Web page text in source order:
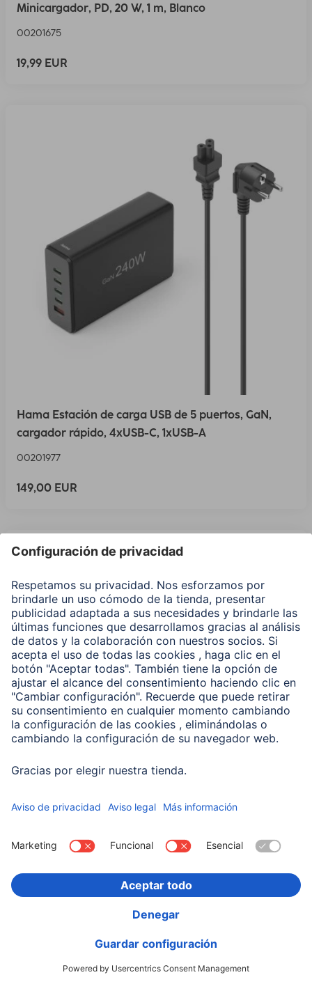
Minicargador, PD, 20 W, 1 m, Blanco
00201675
19,99 EUR
Hama Estación de carga USB de 5 puertos, GaN,
cargador rápido, 4xUSB-C, 1xUSB-A
00201977
149,00 EUR
Hama Estación de carga USB de 5 puertos, GaN,